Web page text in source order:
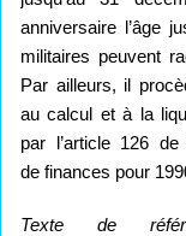
anniversaire l’âge
militaires peuvent
Par ailleurs, il
au calcul et à la
par l’article 126
de finances pour
Texte de